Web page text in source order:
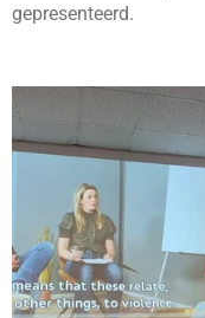
gepresenteerd.